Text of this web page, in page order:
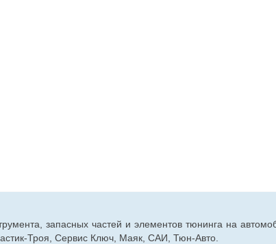
запасных частей и элементов тюнинга на
Троя, Сервис Ключ, Маяк, САИ, Тюн-Авто.